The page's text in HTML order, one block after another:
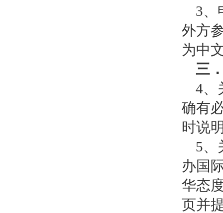
3、
外方
为中
三
4、
确有
时说
5、
办国
华态
页并